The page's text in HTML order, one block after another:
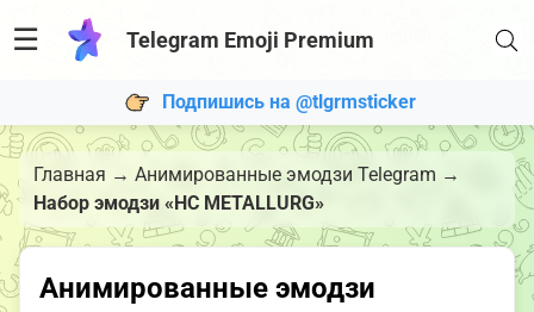
☰ Telegram Emoji Premium
Подпишись на @tlgrmsticker
Главная → Анимированные эмодзи Telegram →
Набор эмодзи «HC METALLURG»
Анимированные эмодзи